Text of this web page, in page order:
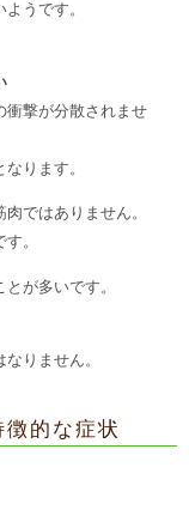
うです。
衝撃が分散されませ
ります。
ではありません。
。
が多いです。
りません。
的な症状